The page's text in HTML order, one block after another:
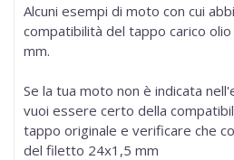
Alcuni esempi di moto con cui
compatibilità del tappo carico
mm.
Se la tua moto non è indicata
vuoi essere certo della
tappo originale e verificare che
del filetto 24x1,5 mm